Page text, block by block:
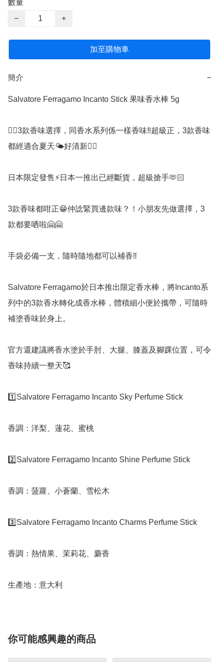
數量
−
+
加至購物車
簡介 −
Salvatore Ferragamo Incanto Stick 果味香水棒 5g
👉🏻3款香味選擇，同香水系列係一樣香味‼️超級正，3款香味
都經適合夏天🌤好清新👍🏻
日本限定發售⚡️日本一推出已經斷貨，超級搶手🫶🏻
3款香味都咁正😁仲諗緊買邊款味？！小朋友先做選擇，3
款都要哂啦🤗🤗
手袋必備一支，隨時隨地都可以補香‼️
Salvatore Ferragamo於日本推出限定香水棒，將Incanto系
列中的3款香水轉化成香水棒，體積細小便於攜帶，可隨時
補塗香味於身上。
官方還建議將香水塗於手肘、大腿、膝蓋及腳踝位置，可令
香味持續一整天🥰
1️⃣Salvatore Ferragamo Incanto Sky Perfume Stick
香調：洋梨、蓮花、蜜桃
2️⃣Salvatore Ferragamo Incanto Shine Perfume Stick
香調：菠蘿、小蒼蘭、雪松木
3️⃣Salvatore Ferragamo Incanto Charms Perfume Stick
香調：熱情果、茉莉花、麝香
生產地：意大利
你可能感興趣的商品